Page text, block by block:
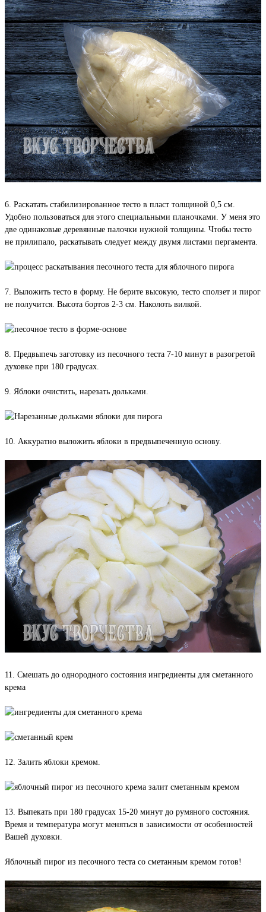
6. Раскатать стабилизированное тесто в пласт толщиной 0,5 см.
Удобно пользоваться для этого специальными планочками. У меня это
две одинаковые деревянные палочки нужной толщины. Чтобы тесто
не прилипало, раскатывать следует между двумя листами пергамента.
7. Выложить тесто в форму. Не берите высокую, тесто сползет и пирог
не получится. Высота бортов 2-3 см. Наколоть вилкой.
8. Предвыпечь заготовку из песочного теста 7-10 минут в разогретой
духовке при 180 градусах.
9. Яблоки очистить, нарезать дольками.
10. Аккуратно выложить яблоки в предвыпеченную основу.
11. Смешать до однородного состояния ингредиенты для сметанного
крема
12. Залить яблоки кремом.
13. Выпекать при 180 градусах 15-20 минут до румяного состояния.
Время и температура могут меняться в зависимости от особенностей
Вашей духовки.
Яблочный пирог из песочного теста со сметанным кремом готов!